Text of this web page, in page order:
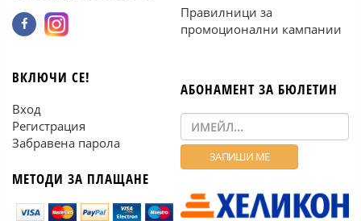
Правилници за
промоционални кампании
ВКЛЮЧИ СЕ!
Вход
Регистрация
Забравена парола
МЕТОДИ ЗА ПЛАЩАНЕ
АБОНАМЕНТ ЗА БЮЛЕТИН